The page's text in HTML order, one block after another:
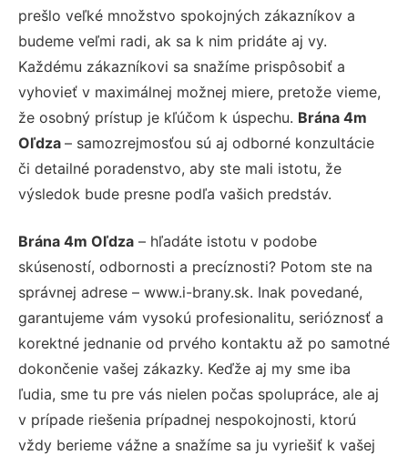
prešlo veľké množstvo spokojných zákazníkov a
budeme veľmi radi, ak sa k nim pridáte aj vy.
Každému zákazníkovi sa snažíme prispôsobiť a
vyhovieť v maximálnej možnej miere, pretože vieme,
že osobný prístup je kľúčom k úspechu. Brána 4m
Oľdza – samozrejmosťou sú aj odborné konzultácie
či detailné poradenstvo, aby ste mali istotu, že
výsledok bude presne podľa vašich predstáv.
Brána 4m Oľdza – hľadáte istotu v podobe
skúseností, odbornosti a precíznosti? Potom ste na
správnej adrese – www.i-brany.sk. Inak povedané,
garantujeme vám vysokú profesionalitu, serióznosť a
korektné jednanie od prvého kontaktu až po samotné
dokončenie vašej zákazky. Keďže aj my sme iba
ľudia, sme tu pre vás nielen počas spolupráce, ale aj
v prípade riešenia prípadnej nespokojnosti, ktorú
vždy berieme vážne a snažíme sa ju vyriešiť k vašej